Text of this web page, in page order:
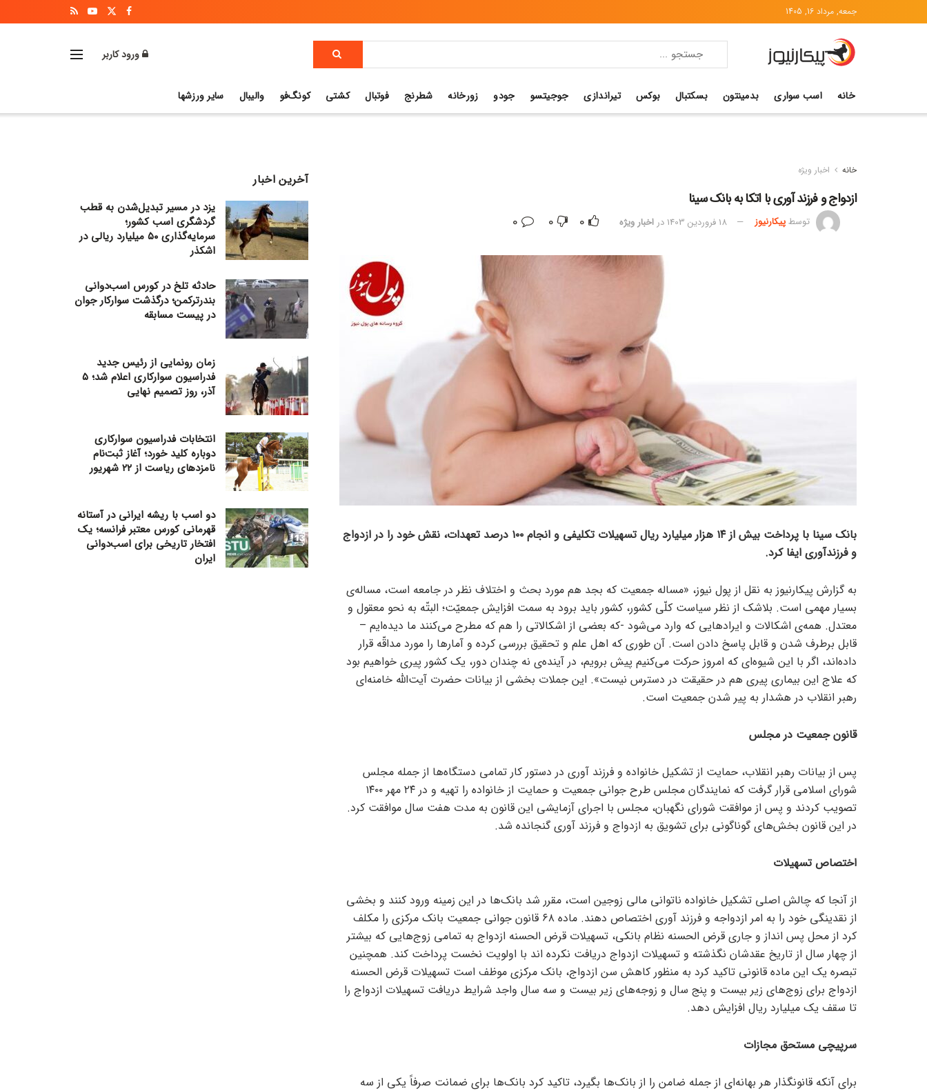
جمعه, مرداد 16, 1405
ورود کاربر
خانه اسب سواری بدمینتون بسکتبال بوکس تیراندازی جوجیتسو جودو زورخانه شطرنج فوتبال کشتی کونگ‌فو والیبال سایر ورزشها
خانه اخبار ویژه
ازدواج و فرزند آوری با اتکا به بانک سینا
توسطپیکارنیوز 18 فروردین 1403 در اخبار ویژه 0
0
بانک سینا با پرداخت بیش از ۱۴ هزار میلیارد ریال تسهیلات تکلیفی و انجام ۱۰۰ درصد تعهدات، نقش خود را در ازدواج
و فرزندآوری ایفا کرد.
به گزارش پیکارنیوز به نقل از پول نیوز، «مساله جمعیت که بجد هم مورد بحث و اختلاف نظر در جامعه است، مساله‌ی
بسیار مهمی است. بلاشک از نظر سیاست کلّی کشور، کشور باید برود به سمت افزایش جمعیّت؛ البتّه به نحو معقول و
معتدل. همه‌ی اشکالات و ایراد‌هایی که وارد می‌شود -که بعضی از اشکالاتی را هم که مطرح می‌کنند ما دیده‌ایم –
قابل برطرف شدن و قابل پاسخ دادن است. آن طوری که اهل علم و تحقیق بررسی کرده و آمار‌ها را مورد مداقّه قرار
داده‌اند، اگر با این شیوه‌ای که امروز حرکت می‌کنیم پیش برویم، در آینده‌ی نه چندان دور، یک کشور پیری خواهیم بود
که علاج این بیماری پیری هم در حقیقت در دسترس نیست». این جملات بخشی از بیانات حضرت آیت‌الله خامنه‌ای
رهبر انقلاب در هشدار به پیر شدن جمعیت است.
قانون جمعیت در مجلس
پس از بیانات رهبر انقلاب، حمایت از تشکیل خانواده و فرزند آوری در دستور کار تمامی دستگاه‌ها از جمله مجلس
شورای اسلامی قرار گرفت که نمایندگان مجلس طرح جوانی جمعیت و حمایت از خانواده را تهیه و در ۲۴ مهر ۱۴۰۰
تصویب کردند و پس از موافقت شورای نگهبان، مجلس با اجرای آزمایشی این قانون به مدت هفت سال موافقت کرد.
در این قانون بخش‌های گوناگونی برای تشویق به ازدواج و فرزند آوری گنجانده شد.
اختصاص تسهیلات
از آنجا که چالش اصلی تشکیل خانواده ناتوانی مالی زوجین است، مقرر شد بانک‌ها در این زمینه ورود کنند و بخشی
از نقدینگی خود را به امر ازدواجه و فرزند آوری اختصاص دهند. ماده ۶۸ قانون جوانی جمعیت بانک مرکزی را مکلف
کرد از محل پس انداز و جاری قرض الحسنه نظام بانکی، تسهیلات قرض الحسنه ازدواج به تمامی زوج‌هایی که بیشتر
از چهار سال از تاریخ عقدشان نگذشته و تسهیلات ازدواج دریافت نکرده اند با اولویت نخست پرداخت کند. همچنین
تبصره یک این ماده قانونی تاکید کرد به منظور کاهش سن ازدواج، بانک مرکزی موظف است تسهیلات قرض الحسنه
ازدواج برای زوج‌های زیر بیست و پنج سال و زوجه‌های زیر بیست و سه سال واجد شرایط دریافت تسهیلات ازدواج را
تا سقف یک میلیارد ریال افزایش دهد.
سرپیچی مستحق مجازات
برای آنکه قانونگذار هر بهانه‌ای از جمله ضامن را از بانک‌ها بگیرد، تاکید کرد بانک‌ها برای ضمانت صرفاً یکی از سه
آخرین اخبار
یزد در مسیر تبدیل‌شدن به قطب
گردشگری اسب کشور؛
سرمایه‌گذاری ۵۰ میلیارد ریالی در
اشکذر
حادثه تلخ در کورس اسب‌دوانی
بندرترکمن؛ درگذشت سوارکار جوان
در پیست مسابقه
زمان رونمایی از رئیس جدید
فدراسیون سوارکاری اعلام شد؛ ۵
آذر، روز تصمیم نهایی
انتخابات فدراسیون سوارکاری
دوباره کلید خورد؛ آغاز ثبت‌نام
نامزدهای ریاست از ۲۲ شهریور
دو اسب با ریشه ایرانی در آستانه
قهرمانی کورس معتبر فرانسه؛ یک
افتخار تاریخی برای اسب‌دوانی
ایران